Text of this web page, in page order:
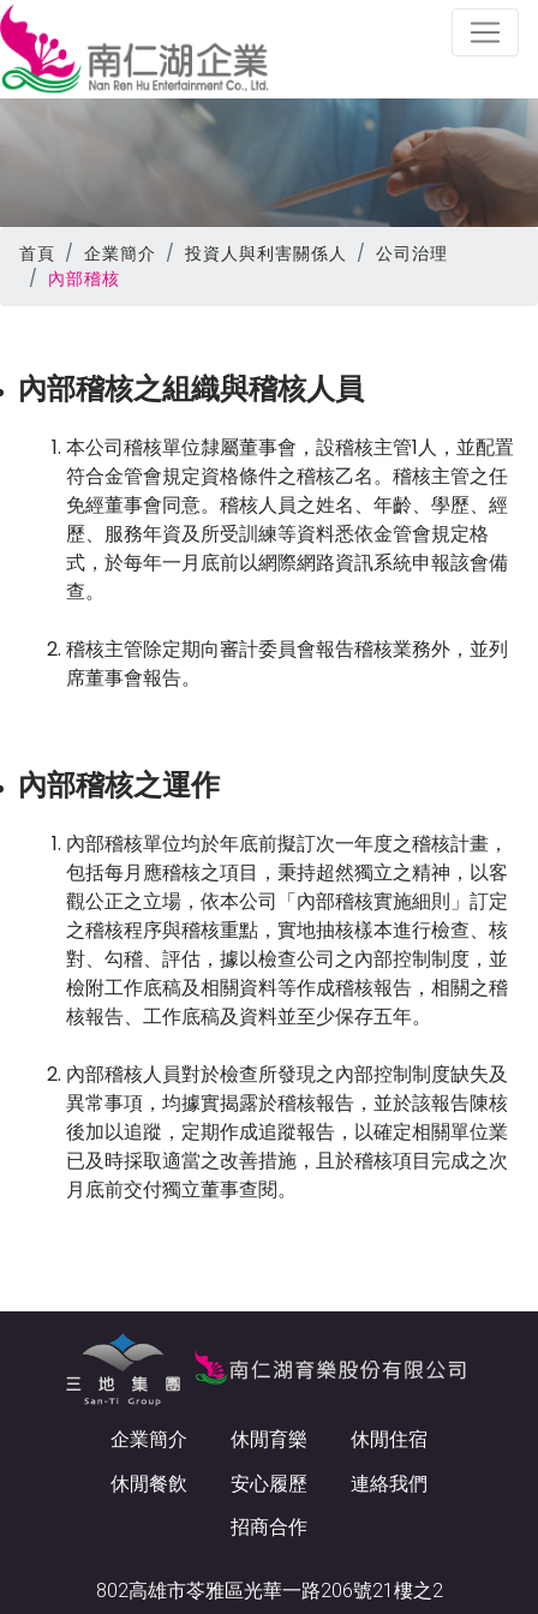
首頁 企業簡介 投資人與利害關係人
公司治理
內部稽核
內部稽核之組織與稽核人員
本公司稽核單位隸屬董事會，設稽核主管1人，並配置
符合金管會規定資格條件之稽核乙名。稽核主管之任
免經董事會同意。稽核人員之姓名、年齡、學歷、經
歷、服務年資及所受訓練等資料悉依金管會規定格
式，於每年一月底前以網際網路資訊系統申報該會備
查。
稽核主管除定期向審計委員會報告稽核業務外，並列
席董事會報告。
內部稽核之運作
內部稽核單位均於年底前擬訂次一年度之稽核計畫，
包括每月應稽核之項目，秉持超然獨立之精神，以客
觀公正之立場，依本公司「內部稽核實施細則」訂定
之稽核程序與稽核重點，實地抽核樣本進行檢查、核
對、勾稽、評估，據以檢查公司之內部控制制度，並
檢附工作底稿及相關資料等作成稽核報告，相關之稽
核報告、工作底稿及資料並至少保存五年。
內部稽核人員對於檢查所發現之內部控制制度缺失及
異常事項，均據實揭露於稽核報告，並於該報告陳核
後加以追蹤，定期作成追蹤報告，以確定相關單位業
已及時採取適當之改善措施，且於稽核項目完成之次
月底前交付獨立董事查閱。
企業簡介 休閒育樂
休閒住宿
休閒餐飲
安心履歷
連絡我們
招商合作
802高雄市苓雅區光華一路206號21樓之2